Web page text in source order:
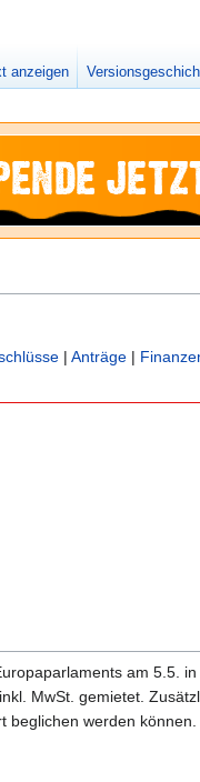
| Anträge |
am 5.5.
MwSt. gemietet.
beglichen werden können.
anzeigen